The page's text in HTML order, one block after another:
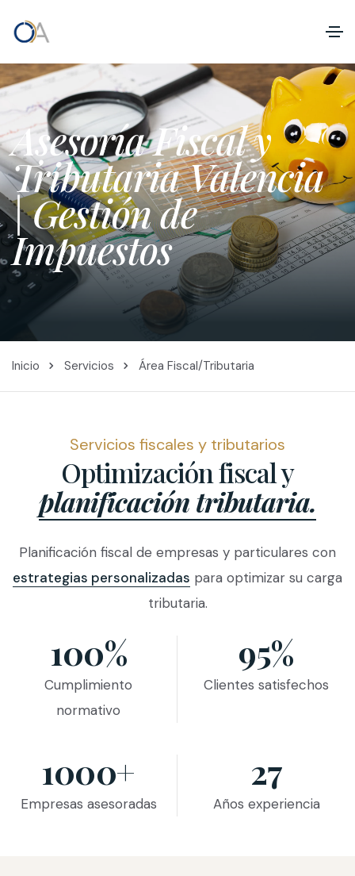
Asesoría Fiscal y
Tributaria Valencia
| Gestión de
Impuestos
Inicio Servicios Área Fiscal/Tributaria
Servicios fiscales y tributarios
Optimización fiscal y
planificación tributaria.
Planificación fiscal de empresas y particulares con
estrategias personalizadas para optimizar su carga
tributaria.
100%
Cumplimiento
normativo
95%
Clientes satisfechos
1000+
Empresas asesoradas
27
Años experiencia